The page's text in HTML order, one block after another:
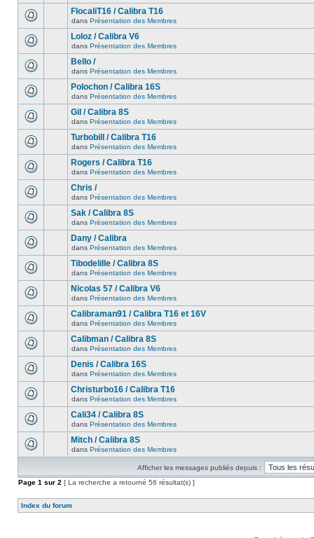
FlocaliT16 / Calibra T16
dans Présentation des Membres
Loloz / Calibra V6
dans Présentation des Membres
Bello /
dans Présentation des Membres
Polochon / Calibra 16S
dans Présentation des Membres
Gil / Calibra 8S
dans Présentation des Membres
Turbobill / Calibra T16
dans Présentation des Membres
Rogers / Calibra T16
dans Présentation des Membres
Chris /
dans Présentation des Membres
Sak / Calibra 8S
dans Présentation des Membres
Dany / Calibra
dans Présentation des Membres
Tibodelille / Calibra 8S
dans Présentation des Membres
Nicolas 57 / Calibra V6
dans Présentation des Membres
Calibraman91 / Calibra T16 et 16V
dans Présentation des Membres
Calibman / Calibra 8S
dans Présentation des Membres
Denis / Calibra 16S
dans Présentation des Membres
Christurbo16 / Calibra T16
dans Présentation des Membres
Cali34 / Calibra 8S
dans Présentation des Membres
Mitch / Calibra 8S
dans Présentation des Membres
Afficher les messages publiés depuis :
Page 1 sur 2 [ La recherche a retourné 56 résultat(s) ]
Index du forum